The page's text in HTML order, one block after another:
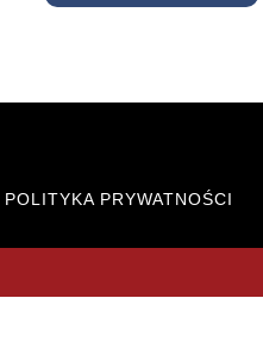
POLITYKA PRYWATNOŚCI